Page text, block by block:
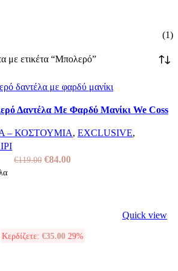
(1)
με ετικέτα “Μπολερό”
Δαντέλα Με Φαρδύ Μανίκι We Coss
– ΚΟΣΤΟΥΜΙΑ, EXCLUSIVE,
€119.00 Original
€84.00Η
προϊόν
Κερδίζετε: €35.0029%
Quick view